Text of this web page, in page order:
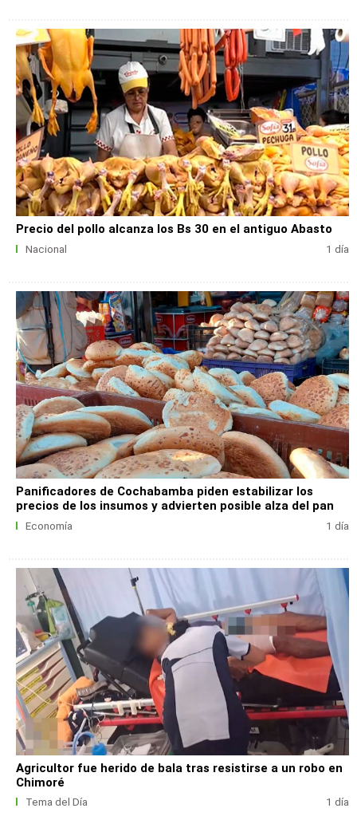
Precio del pollo alcanza los Bs 30 en el antiguo Abasto
Nacional 1 día
Panificadores de Cochabamba piden estabilizar los
precios de los insumos y advierten posible alza del pan
Economía 1 día
Agricultor fue herido de bala tras resistirse a un robo en
Chimoré
Tema del Día 1 día